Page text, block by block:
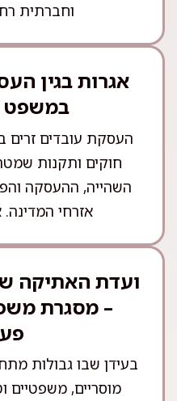
וחברתית
אגרות בגין
במשפט
העסקת עובדים
חוקים ותקנות
השהייה, ההעסקה
אזרחי
ועדת האתיקה
– מסגרת
בעידן שבו גבולות
מוסריים, משפטיים